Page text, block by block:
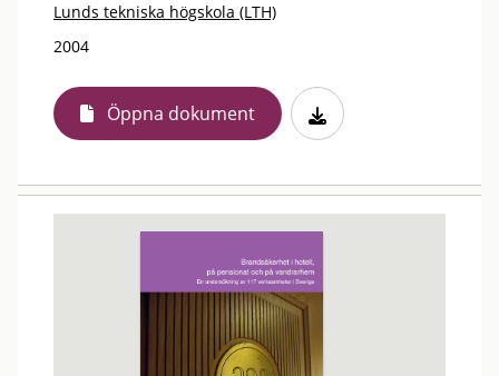
Lunds tekniska högskola (LTH)
2004
Öppna dokument